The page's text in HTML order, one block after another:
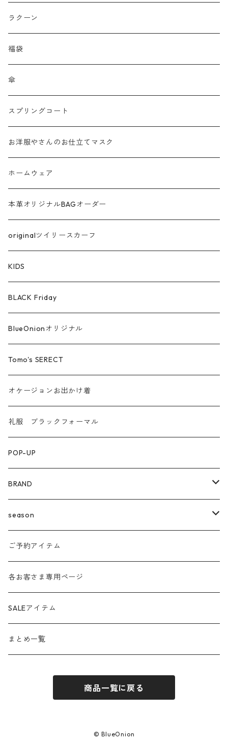
刺繍レース
メッシュ
チュール
フリンジ フェザー
シャギー
ラメ
サテン
綿ローン
シルケットコットン
ファー ムートン
汗染み防止
ラクーン
福袋
傘
スプリングコート
お洋服やさんのお仕立てマスク
ホームウェア
本革オリジナルBAGオーダー
originalツイリースカーフ
KIDS
BLACK Friday
BlueOnionオリジナル
Tomo's SERECT
オケージョンお出かけ着
礼服 ブラックフォーマル
POP-UP
BRAND
agnost
amo
anana
ante aciem
any
blanco / uncleDaves
season
24ss
24aw
25ss
25aw
ご予約アイテム
各お客さま専用ページ
SALEアイテム
まとめ一覧
商品一覧に戻る
© BlueOnion